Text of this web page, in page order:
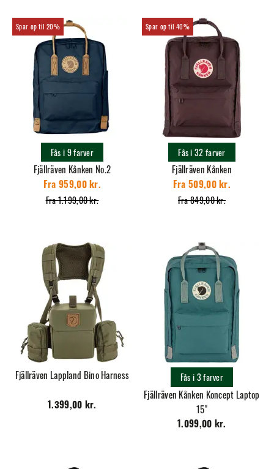
20%
Fjällräven Kånken No.2
Fra 1.199,00 kr.
Fra 959,00 kr.
Fås i 9 farver
40%
Fjällräven Kånken
Fra 849,00 kr.
Fra 509,00 kr.
Fås i 32 farver
Fjällräven Lappland Bino Harness
1.399,00 kr.
Fjällräven Kånken Koncept Laptop
15"
1.099,00 kr.
Fås i 3 farver